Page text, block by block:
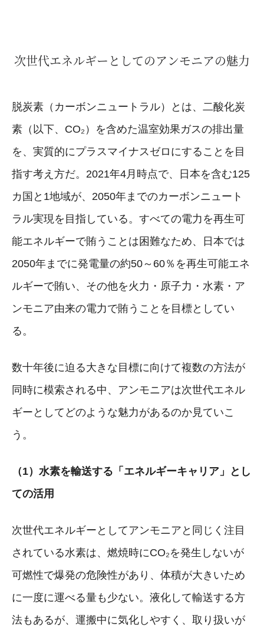
次世代エネルギーとしてのアンモニアの魅力
脱炭素（カーボンニュートラル）とは、二酸化炭
素（以下、CO₂）を含めた温室効果ガスの排出量
を、実質的にプラスマイナスゼロにすることを目
指す考え方だ。2021年4月時点で、日本を含む125
カ国と1地域が、2050年までのカーボンニュート
ラル実現を目指している。すべての電力を再生可
能エネルギーで賄うことは困難なため、日本では
2050年までに発電量の約50～60％を再生可能エネ
ルギーで賄い、その他を火力・原子力・水素・ア
ンモニア由来の電力で賄うことを目標としてい
る。
数十年後に迫る大きな目標に向けて複数の方法が
同時に模索される中、アンモニアは次世代エネル
ギーとしてどのような魅力があるのか見ていこ
う。
（1）水素を輸送する「エネルギーキャリア」とし
ての活用
次世代エネルギーとしてアンモニアと同じく注目
されている水素は、燃焼時にCO₂を発生しないが
可燃性で爆発の危険性があり、体積が大きいため
に一度に運べる量も少ない。液化して輸送する方
法もあるが、運搬中に気化しやすく、取り扱いが